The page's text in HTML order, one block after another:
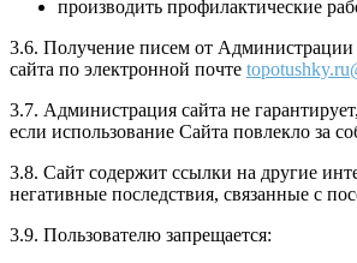
производить профилактические
3.6. Получение писем от Администрации
сайта по электронной почте
3.7. Администрация сайта не
если использование Сайта повлекло за
3.8. Сайт содержит ссылки на другие
негативные последствия, связанные с
3.9. Пользователю запрещается: